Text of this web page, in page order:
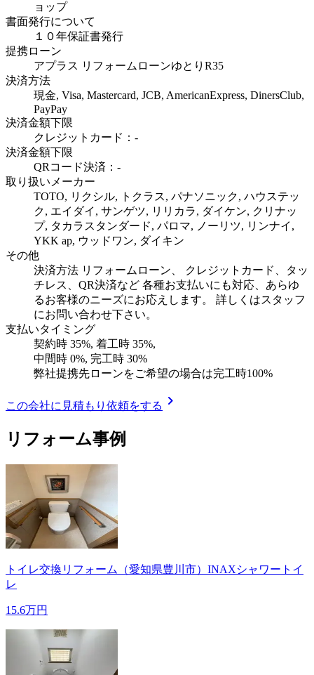
ョップ
書面発行について
１０年保証書発行
提携ローン
アプラス リフォームローンゆとりR35
決済方法
現金, Visa, Mastercard, JCB, AmericanExpress, DinersClub,
PayPay
決済金額下限
クレジットカード：-
決済金額下限
QRコード決済：-
取り扱いメーカー
TOTO, リクシル, トクラス, パナソニック, ハウステッ
ク, エイダイ, サンゲツ, リリカラ, ダイケン, クリナッ
プ, タカラスタンダード, パロマ, ノーリツ, リンナイ,
YKK ap, ウッドワン, ダイキン
その他
決済方法 リフォームローン、 クレジットカード、タッ
チレス、QR決済など 各種お支払いにも対応、あらゆ
るお客様のニーズにお応えします。 詳しくはスタッフ
にお問い合わせ下さい。
支払いタイミング
契約時 35%, 着工時 35%,
中間時 0%, 完工時 30%
弊社提携先ローンをご希望の場合は完工時100%
この会社に見積もり依頼をする chevron_right
リフォーム事例
トイレ交換リフォーム（愛知県豊川市）INAXシャワートイ
レ
15.6万円